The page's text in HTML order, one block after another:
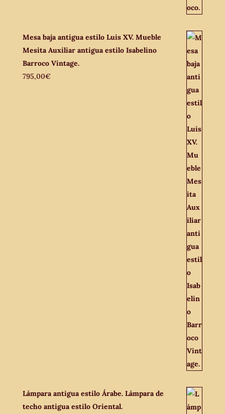
Mesa baja antigua estilo Luis XV. Mueble
Mesita Auxiliar antigua estilo Isabelino
Barroco Vintage.
795,00€
Lámpara antigua estilo Árabe. Lámpara de
techo antigua estilo Oriental.